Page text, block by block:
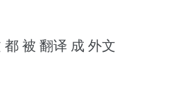
被 翻译 成 外文